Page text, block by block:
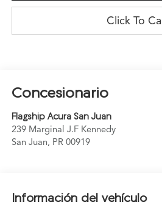
Click To Call
Concesionario
Flagship Acura San Juan
239 Marginal J.F Kennedy
San Juan, PR 00919
Información del vehículo